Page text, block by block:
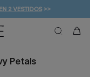
2 VESTIDOS>>
EXTRA!
DE 49 € >>
Petals